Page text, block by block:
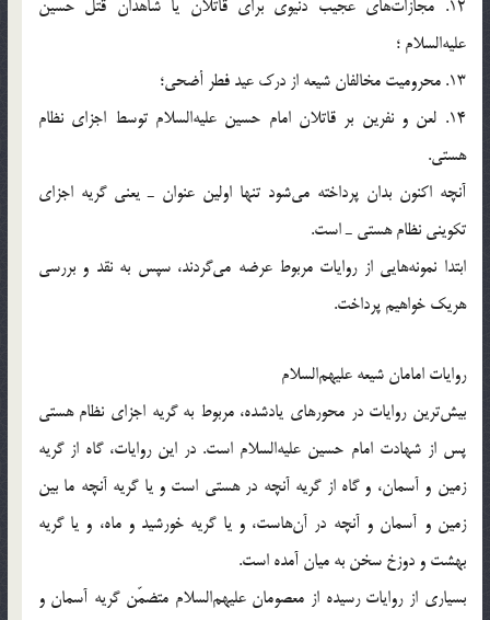
12. مجازات‌های عجیب دنیوی برای قاتلان یا شاهدان قتل حسین
علیه‌السلام ؛
13. محرومیت مخالفان شیعه از درک عید فطر أضحی؛
14. لعن و نفرین بر قاتلان امام حسین علیه‌السلام توسط اجزای نظام
هستی.
آنچه اکنون بدان پرداخته می‌شود تنها اولین عنوان ـ یعنی گریه اجزای
تکوینی نظام هستی ـ است.
ابتدا نمونه‌هایی از روایات مربوط عرضه می‌گردند، سپس به نقد و بررسی
هریک خواهیم پرداخت.
روایات امامان شیعه علیهم‌السلام
بیش‌ترین روایات در محورهای یادشده، مربوط به گریه اجزای نظام هستی
پس از شهادت امام حسین علیه‌السلام است. در این روایات، گاه از گریه
زمین و آسمان، و گاه از گریه آنچه در هستی است و یا گریه آنچه ما بین
زمین و آسمان و آنچه در آن‌هاست، و یا گریه خورشید و ماه، و یا گریه
بهشت و دوزخ سخن به میان آمده است.
بسیاری از روایات رسیده از معصومان علیهم‌السلام متضمّن گریه آسمان و